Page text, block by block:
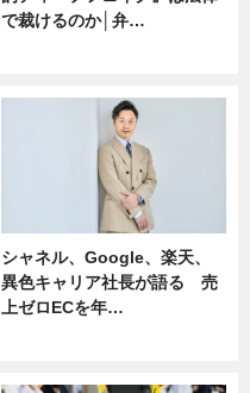
で裁けるのか│弁…
シャネル、Google、楽天、
異色キャリア社長が語る 売
上ゼロECを年…